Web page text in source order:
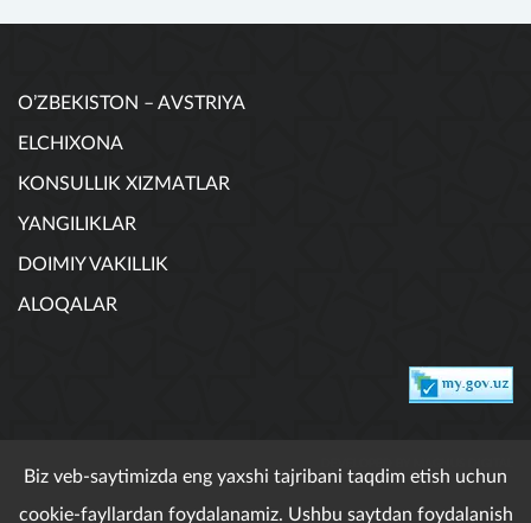
O’ZBEKISTON – AVSTRIYA
ELCHIXONA
KONSULLIK XIZMATLAR
YANGILIKLAR
DOIMIY VAKILLIK
ALOQALAR
Biz veb-saytimizda eng yaxshi tajribani taqdim etish uchun
cookie-fayllardan foydalanamiz. Ushbu saytdan foydalanish